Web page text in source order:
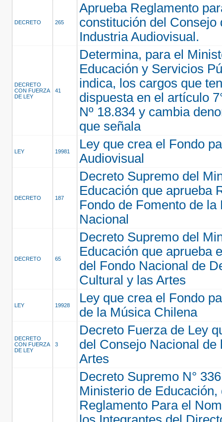
DECRETO 265
Aprueba Reglamento
constitución del Consejo
Industria Audiovisual.
DECRETO
CON FUERZA
DE LEY
41
Determina, para el
Educación y Servicios
indica, los cargos que
dispuesta en el artículo
Nº 18.834 y cambia
que señala
LEY 19981
Ley que crea el Fondo
Audiovisual
DECRETO 187
Decreto Supremo del
Educación que aprueba
Fondo de Fomento de la
Nacional
DECRETO 65
Decreto Supremo del
Educación que aprueba
del Fondo Nacional de
Cultural y las Artes
LEY 19928
Ley que crea el Fondo
de la Música Chilena
DECRETO
CON FUERZA
DE LEY
3
Decreto Fuerza de Ley
del Consejo Nacional de
Artes
Decreto Supremo N°
Ministerio de Educación,
Reglamento Para el